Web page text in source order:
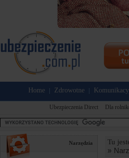
Home Zdrowotne
Ubezpieczenia Direct Dla
Narzędzia Tu
»